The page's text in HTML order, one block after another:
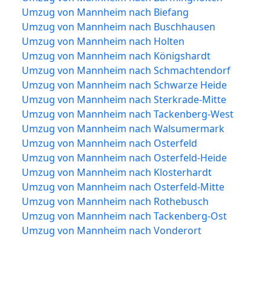
Umzug von Mannheim nach Biefang
Umzug von Mannheim nach Buschhausen
Umzug von Mannheim nach Holten
Umzug von Mannheim nach Königshardt
Umzug von Mannheim nach Schmachtendorf
Umzug von Mannheim nach Schwarze Heide
Umzug von Mannheim nach Sterkrade-Mitte
Umzug von Mannheim nach Tackenberg-West
Umzug von Mannheim nach Walsumermark
Umzug von Mannheim nach Osterfeld
Umzug von Mannheim nach Osterfeld-Heide
Umzug von Mannheim nach Klosterhardt
Umzug von Mannheim nach Osterfeld-Mitte
Umzug von Mannheim nach Rothebusch
Umzug von Mannheim nach Tackenberg-Ost
Umzug von Mannheim nach Vonderort